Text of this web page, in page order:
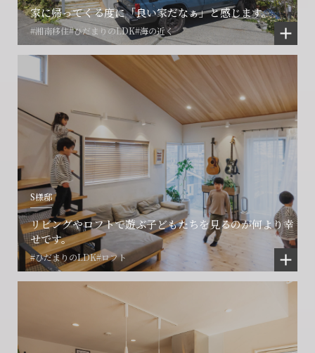
家に帰ってくる度に「良い家だなぁ」と感じます。
#湘南移住#ひだまりのLDK#海の近く
S様邸
リビングやロフトで遊ぶ子どもたちを見るのが何より幸
せです。
#ひだまりのLDK#ロフト